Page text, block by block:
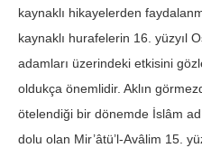
kaynaklı hikayelerden
kaynaklı hurafelerin 16. yüzyıl
adamları üzerindeki etkisini
oldukça önemlidir. Aklın
ötelendiği bir dönemde İslâm
dolu olan Mir’âtü’l-Avâlim 15.